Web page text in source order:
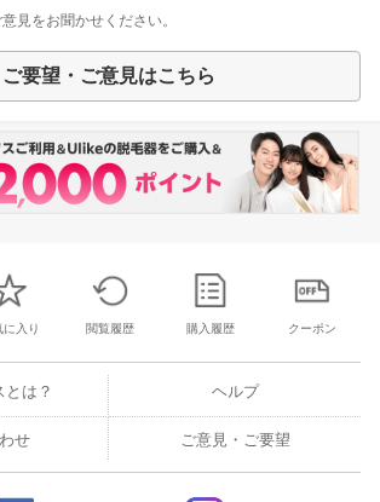
見をお聞かせください。
ご要望・ご意見はこちら
に入り 閲覧履歴 購入履歴 クーポン
とは？ ヘルプ
せ ご意見・ご要望